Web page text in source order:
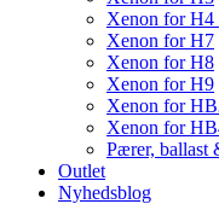
Xenon for
Xenon for H7
Xenon for H8
Xenon for H9
Xenon for
Xenon for
Pærer, ballast
Outlet
Nyhedsblog